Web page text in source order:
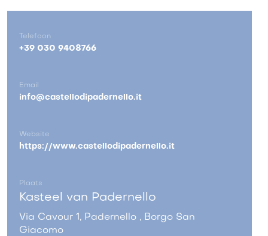
Telefoon
+39 030 9408766
Email
info@castellodipadernello.it
Website
https://www.castellodipadernello.it
Plaats
Kasteel van Padernello
Via Cavour 1, Padernello , Borgo San
Giacomo